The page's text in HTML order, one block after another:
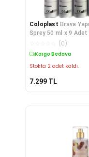
Coloplast Brava
Sprey 50 ml x 9 Adet
(0)
Kargo Bedava
Stokta 2 adet kaldı.
7.299 TL